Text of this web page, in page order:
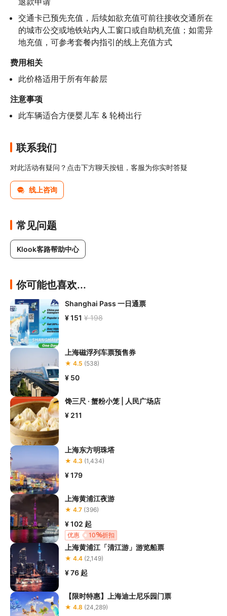
交通卡已预先充值，后续如欲充值可前往接收交通所在
的城市公交或地铁站内人工窗口或自助机充值；如需异
地充值，可参考套餐内指引的线上充值方式
费用相关
此价格适用于所有年龄层
注意事项
此车辆适合方便婴儿车 & 轮椅出行
联系我们
对此活动有疑问？点击下方聊天按钮，客服为你实时答疑
线上咨询
常见问题
Klook客路帮助中心
你可能也喜欢...
Shanghai Pass 一日通票
¥ 151 ¥ 198
上海磁浮列车票预售券
★ 4.5 (538)
¥ 50
馋三尺 · 蟹粉小笼 | 人民广场店
¥ 211
上海东方明珠塔
★ 4.3 (1,434)
¥ 179
上海黄浦江夜游
★ 4.7 (396)
¥ 102 起
10 折扣
优惠
上海黄浦江「清江游」游览船票
★ 4.4 (2,149)
¥ 76 起
【限时特惠】上海迪士尼乐园门票
★ 4.8 (24,289)